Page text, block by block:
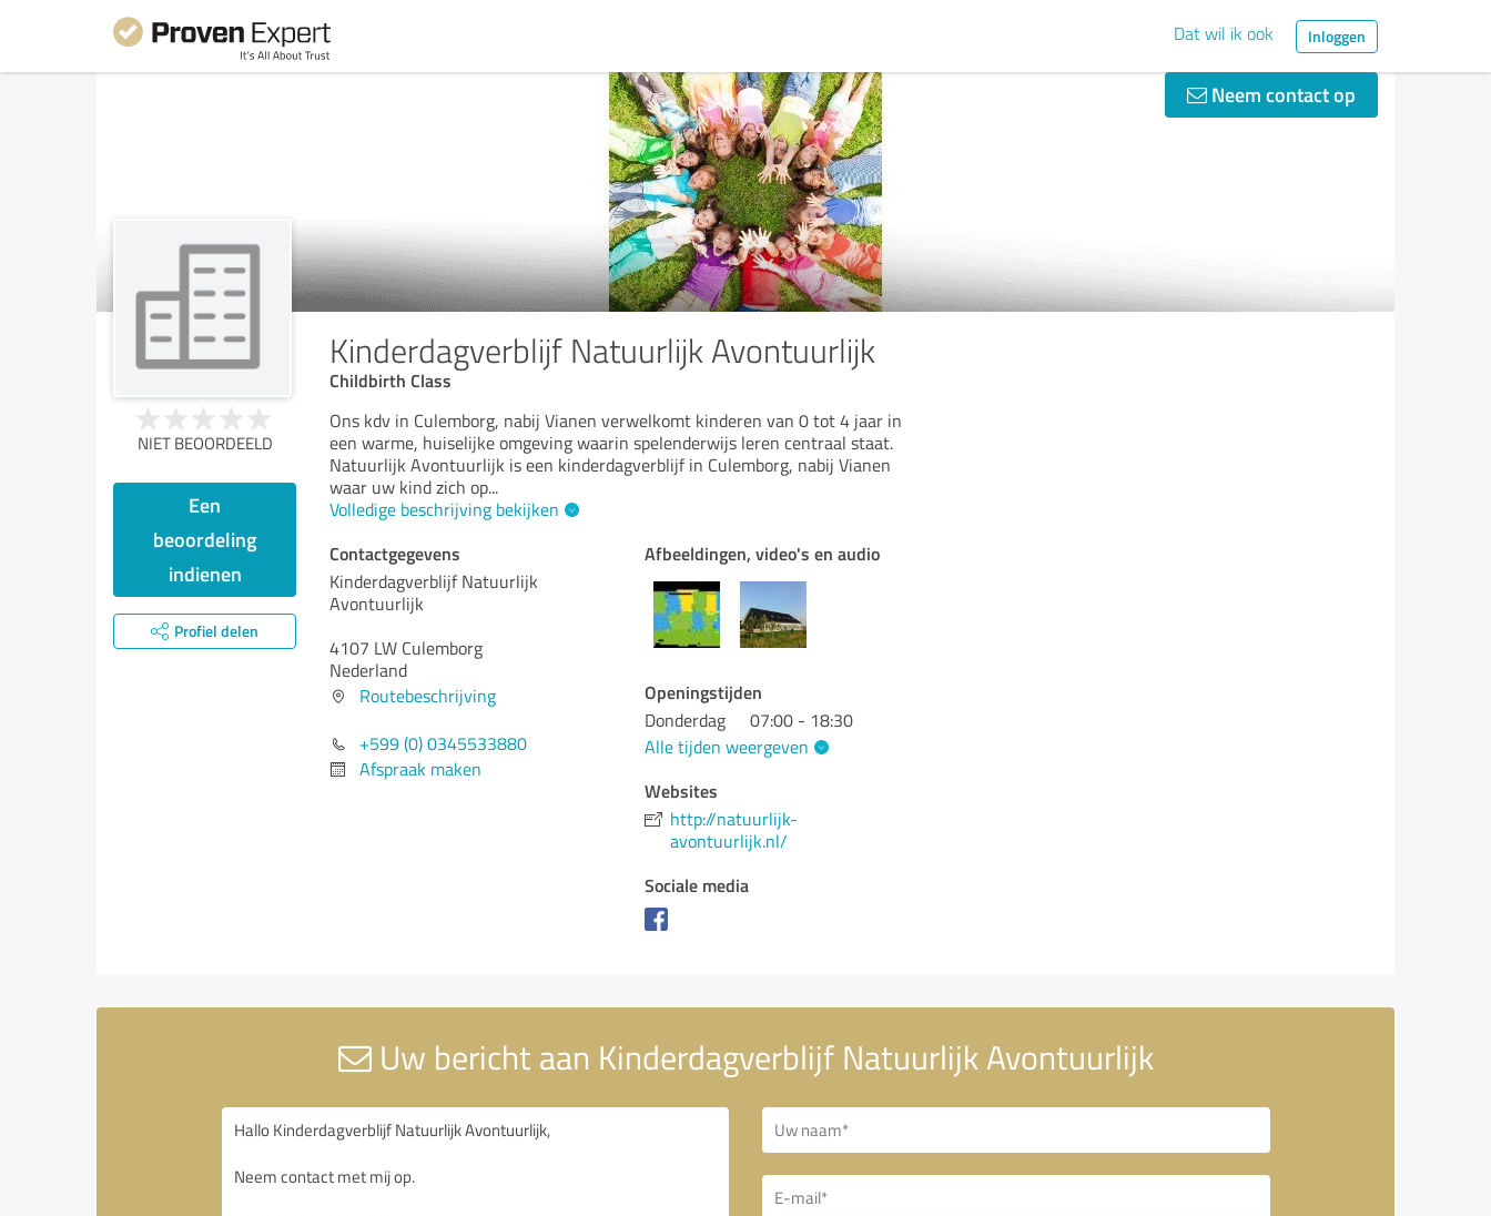
Dat wil ik ook Inloggen
Neem contact op
Kinderdagverblijf Natuurlijk Avontuurlijk
Childbirth Class
NIET BEOORDEELD
Een
beoordeling
indienen
Profiel delen
Ons kdv in Culemborg, nabij Vianen verwelkomt kinderen van 0 tot 4 jaar in
een warme, huiselijke omgeving waarin spelenderwijs leren centraal staat.
Natuurlijk Avontuurlijk is een kinderdagverblijf in Culemborg, nabij Vianen
waar uw kind zich op...
Volledige beschrijving bekijken
Contactgegevens
Kinderdagverblijf Natuurlijk
Avontuurlijk
4107 LW Culemborg
Nederland
Routebeschrijving
+599 (0) 0345533880
Afspraak maken
Afbeeldingen, video's en audio
Openingstijden
Donderdag
07:00 - 18:30
Alle tijden weergeven
Websites
http://natuurlijk-
avontuurlijk.nl/
Sociale media
Uw bericht aan Kinderdagverblijf Natuurlijk Avontuurlijk